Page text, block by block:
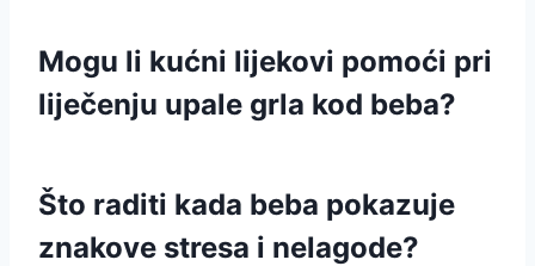
Mogu li kućni lijekovi pomoći pri
liječenju upale grla kod beba?
Što raditi kada beba pokazuje
znakove stresa i nelagode?